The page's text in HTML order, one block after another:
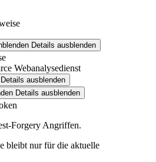
Details ausblenden
Webanalysedienst
ausblenden
Details ausblenden
Forgery Angriffen.
bleibt nur für die aktuelle